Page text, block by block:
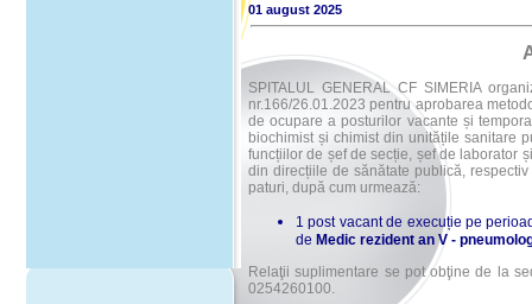
01 august 2025
SPITALUL GENERAL CF SIMERIA
nr.166/26.01.2023 pentru aprobarea
de ocupare a posturilor vacante și
biochimist și chimist din unitățile sanitare
funcțiilor de șef de secție, șef de laborator
din direcțiile de sănătate publică,
paturi, după cum urmează:
1 post vacant de execuție pe
de Medic rezident an V -
Relaţii suplimentare se pot obţine de la
0254260100.